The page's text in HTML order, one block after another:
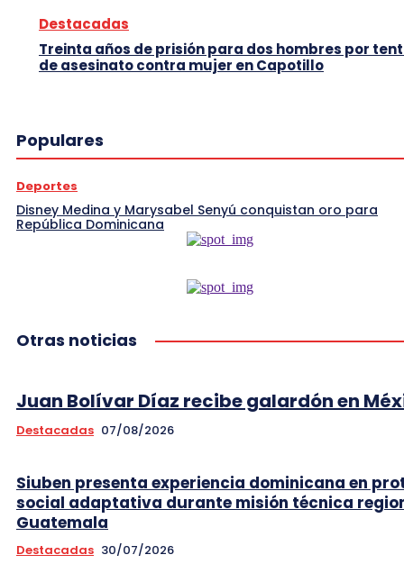
Destacadas
Treinta años de prisión para dos hombres por
de asesinato contra mujer en Capotillo
Populares
Deportes
Disney Medina y Marysabel Senyú conquistan oro para
República Dominicana
Otras noticias
Juan Bolívar Díaz recibe galardón en
Destacadas 07/08/2026
Siuben presenta experiencia dominicana en
social adaptativa durante misión técnica
Guatemala
Destacadas 30/07/2026